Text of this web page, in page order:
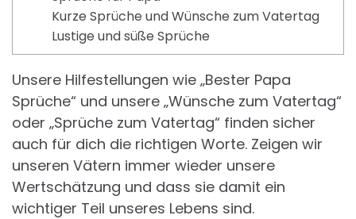
Kurze Sprüche und Wünsche zum Vatertag
Lustige und süße Sprüche
Unsere Hilfestellungen wie „Bester Papa
Sprüche“ und unsere „Wünsche zum Vatertag“
oder „Sprüche zum Vatertag“ finden sicher
auch für dich die richtigen Worte. Zeigen wir
unseren Vätern immer wieder unsere
Wertschätzung und dass sie damit ein
wichtiger Teil unseres Lebens sind.